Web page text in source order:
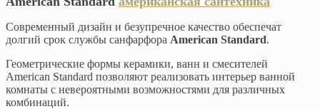
Современный дизайн и безупречное качество обеспечат
долгий срок службы санфарфора American Standard.
Геометрические формы керамики, ванн и смесителей
American Standard позволяют реализовать интерьер ванной
комнаты с невероятными возможностями для различных
комбинаций.